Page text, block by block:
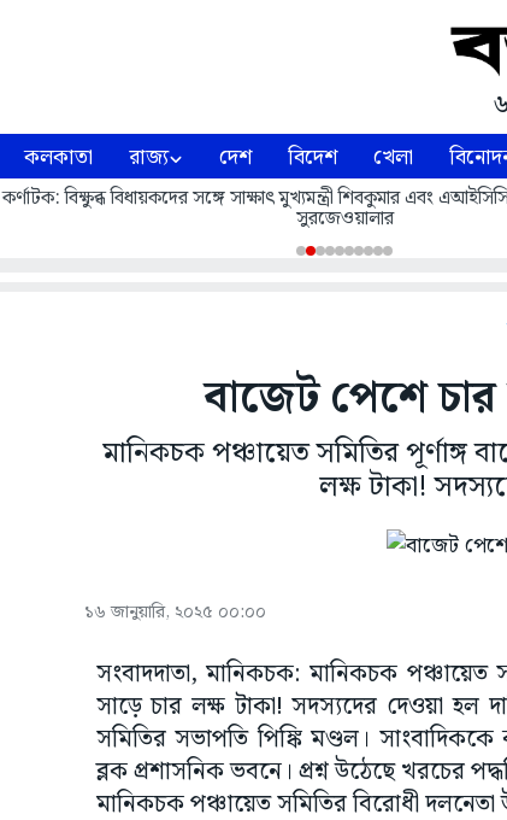
কলকাতা রাজ্য দেশ বিদেশ খেলা
কর্ণাটক: বিক্ষুব্ধ বিধায়কদের সঙ্গে সাক্ষাৎ মুখ্যমন্ত্রী শিবকুমার এবং
সুরজেওয়ালার
বাজেট পেশে
মানিকচক পঞ্চায়েত সমিতির পূর্ণাঙ্গ
লক্ষ টাকা!
১৬ জানুয়ারি, ২০২৫ ০০:০০
সংবাদদাতা, মানিকচক: মানিকচক পঞ্চায়েত
সাড়ে চার লক্ষ টাকা! সদস্যদের দেওয়া হল
সমিতির সভাপতি পিঙ্কি মণ্ডল।
ব্লক প্রশাসনিক ভবনে। প্রশ্ন উঠেছে খরচের
মানিকচক পঞ্চায়েত সমিতির বিরোধী